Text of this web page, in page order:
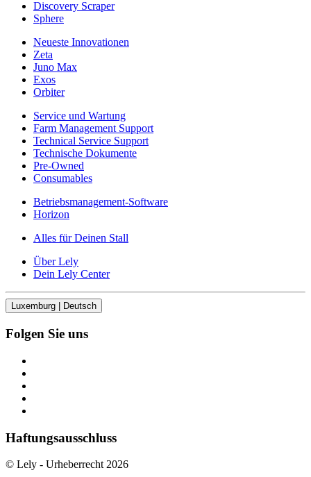
Discovery Scraper
Sphere
Neueste Innovationen
Zeta
Juno Max
Exos
Orbiter
Service und Wartung
Farm Management Support
Technical Service Support
Technische Dokumente
Pre-Owned
Consumables
Betriebsmanagement-Software
Horizon
Alles für Deinen Stall
Über Lely
Dein Lely Center
Luxemburg | Deutsch
Folgen Sie uns
Haftungsausschluss
© Lely - Urheberrecht 2026